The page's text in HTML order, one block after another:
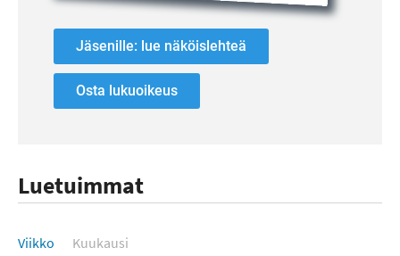
Jäsenille: lue näköislehteä
Osta lukuoikeus
Luetuimmat
Luetuimmat
Viikko Kuukausi